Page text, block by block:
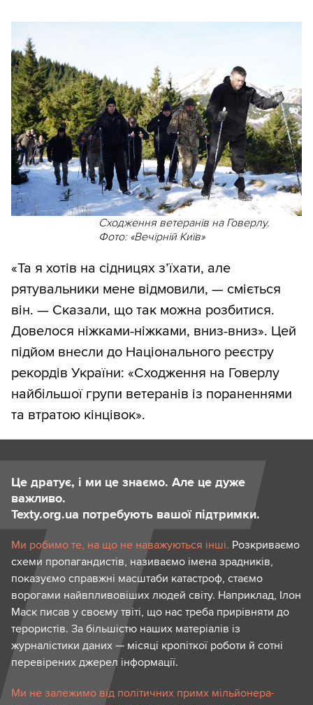
Сходження ветеранів на Говерлу.
Фото: «Вечірній Київ»
«Та я хотів на сідницях з’їхати, але
рятувальники мене відмовили, — сміється
він. — Сказали, що так можна розбитися.
Довелося ніжками-ніжками, вниз-вниз». Цей
підйом внесли до Національного реєстру
рекордів України: «Сходження на Говерлу
найбільшої групи ветеранів із пораненнями
та втратою кінцівок».
Це дратує, і ми це знаємо. Але це дуже
важливо.
Texty.org.ua потребують вашої підтримки.
Ми робимо те, на що не наважуються інші. Розкриваємо
схеми пропагандистів, називаємо імена зрадників,
показуємо справжні масштаби катастроф, стаємо
ворогами найвпливовіших людей світу. Наприклад, Ілон
Маск писав у своєму твіті, що нас треба прирівняти до
терористів. За більшістю наших матеріалів із
журналістики даних — місяці кропіткої роботи й сотні
перевірених джерел інформації.
Ми не залежимо від політичних примх мільйонера-